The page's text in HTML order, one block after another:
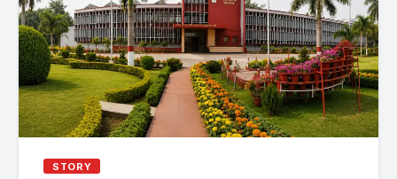
STORY